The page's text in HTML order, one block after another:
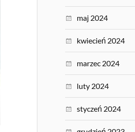
maj 2024
kwiecień 2024
marzec 2024
luty 2024
styczeń 2024